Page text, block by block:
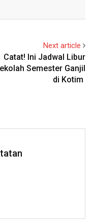
Next article
Catat! Ini Jadwal Libur
Semester Ganjil
di Kotim